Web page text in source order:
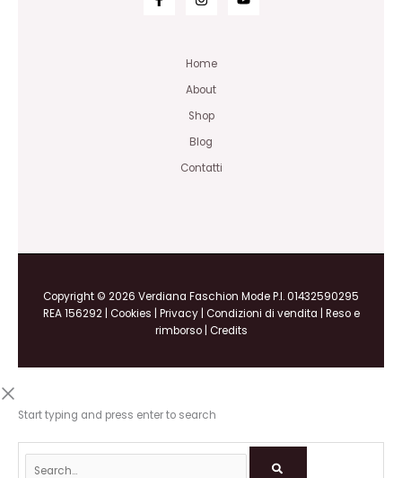
Home
About
Shop
Blog
Contatti
Copyright © 2026 Verdiana Faschion Mode P.I. 01432590295
REA 156292 | Cookies Privacy Condizioni di vendita
Reso e
rimborso| Credits
Start typing and press enter to search